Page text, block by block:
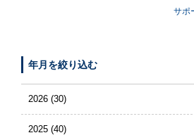
サポ
年月を絞り込む
2026 (30)
2025 (40)